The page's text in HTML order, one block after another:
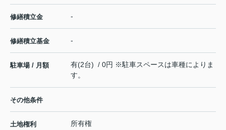
修繕積立金 -
修繕積立基金 -
駐車場 / 月額
有(2台) / 0円 ※駐車スペースは車種によりま
す。
その他条件
土地権利 所有権